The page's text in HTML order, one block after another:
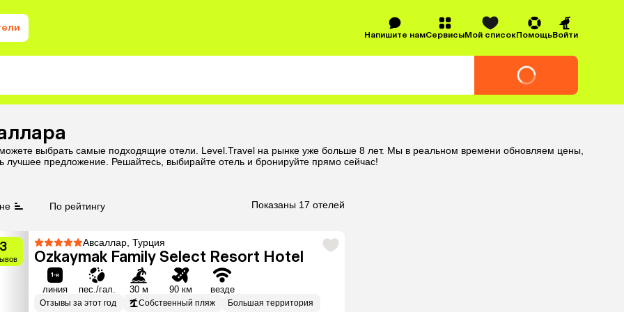
Напишите намСервисыМой списокПомощьВойти
выбрать самые подходящие отели. Level.Travel на рынке уже больше 8 лет. Мы в реальном времени обновляем цены,
предложение. Решайтесь, выбирайте отель и бронируйте прямо сейчас!
По рейтингу Показаны 17 отелей
Авсаллар, Турция
Ozkaymak Family Select Resort Hotel
линия пес./гал. 30 м 90 км везде
Отзывы за этот год Собственный пляж Большая территория